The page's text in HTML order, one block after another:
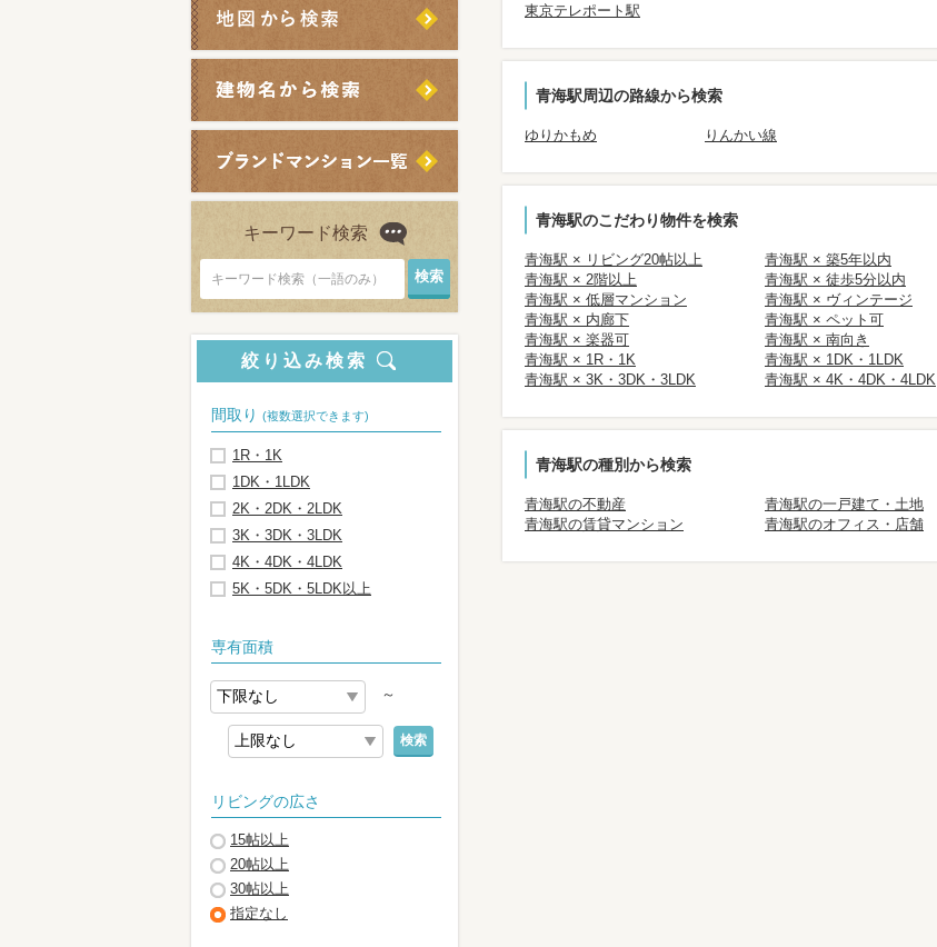
キーワード検索
キーワード検索（一語のみ）
絞り込み検索
間取り (複数選択できます)
1R・1K
1DK・1LDK
2K・2DK・2LDK
3K・3DK・3LDK
4K・4DK・4LDK
5K・5DK・5LDK以上
専有面積
～
検索
リビングの広さ
15帖以上
20帖以上
30帖以上
指定なし
東京テレポート駅
青海駅周辺の路線から検索
ゆりかもめ りんかい線
青海駅のこだわり物件を検索
青海駅 × リビング20帖以上 青海駅 × 築5年以内
青海駅 × 2階以上
青海駅 × 徒歩5分以内
青海駅 × 低層マンション
青海駅 × ヴィンテージ
青海駅 × 内廊下
青海駅 × ペット可
青海駅 × 楽器可
青海駅 × 南向き
青海駅 × 1R・1K
青海駅 × 1DK・1LDK
青海駅 × 3K・3DK・3LDK
青海駅 × 4K・4DK・4LDK
青海駅の種別から検索
青海駅の不動産 青海駅の一戸建て・土地
青海駅の賃貸マンション
青海駅のオフィス・店舗